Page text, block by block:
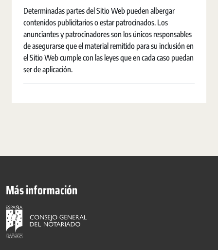
Determinadas partes del Sitio Web pueden albergar
contenidos publicitarios o estar patrocinados. Los
anunciantes y patrocinadores son los únicos responsables
de asegurarse que el material remitido para su inclusión en
el Sitio Web cumple con las leyes que en cada caso puedan
ser de aplicación.
Más información